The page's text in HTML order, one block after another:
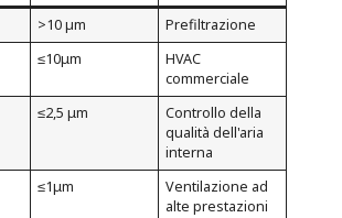
>10 µm
Prefiltrazione
≤10μm
HVAC
commerciale
≤2,5 μm
Controllo della
qualità dell'aria
interna
≤1μm
Ventilazione ad
alte prestazioni